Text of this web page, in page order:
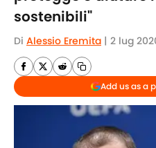
sostenibili"
Di Alessio Eremita | 2 lug
Add us as a